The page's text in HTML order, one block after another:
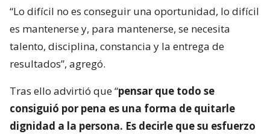
“Lo difícil no es conseguir una oportunidad, lo difícil
es mantenerse y, para mantenerse, se necesita
talento, disciplina, constancia y la entrega de
resultados”, agregó.
Tras ello advirtió que “pensar que todo se
consiguió por pena es una forma de quitarle
dignidad a la persona. Es decirle que su esfuerzo